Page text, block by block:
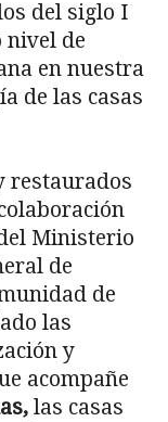
del siglo I
nivel de
en nuestra
de las casas
restaurados
Ministerio
de
de
las
y
acompañe
las casas